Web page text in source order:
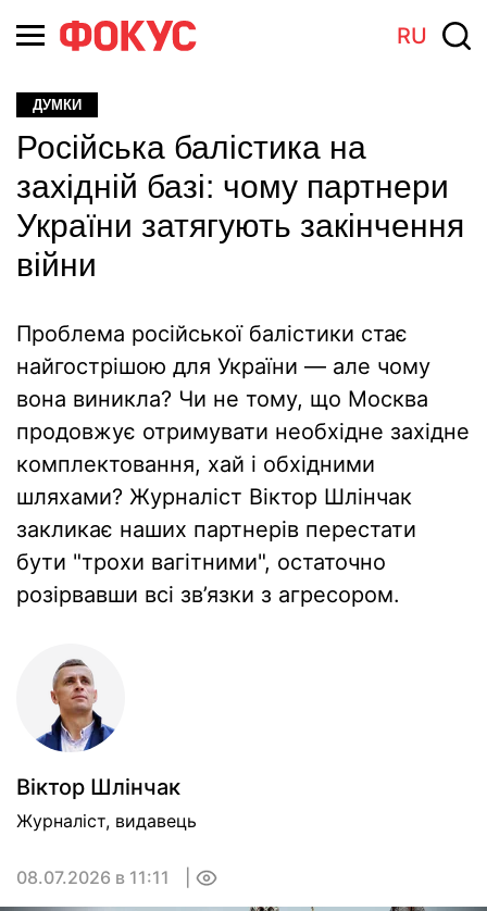
RU
ДУМКИ
Російська балістика на
західній базі: чому партнери
України затягують закінчення
війни
Проблема російської балістики стає
найгострішою для України — але чому
вона виникла? Чи не тому, що Москва
продовжує отримувати необхідне західне
комплектовання, хай і обхідними
шляхами? Журналіст Віктор Шлінчак
закликає наших партнерів перестати
бути "трохи вагітними", остаточно
розірвавши всі зв’язки з агресором.
Вiктор Шлiнчак
Журналіст, видавець
08.07.2026 в 11:11